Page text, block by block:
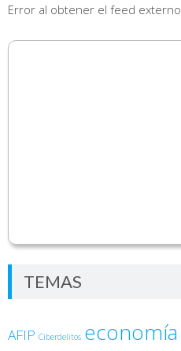
Error al obtener el feed externo.
TEMAS
AFIP Ciberdelitos economía